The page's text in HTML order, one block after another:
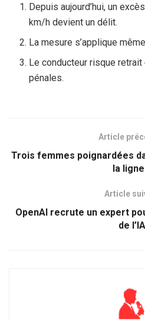
Depuis aujourd’hui, un
km/h devient un délit.
La mesure s’applique
Le conducteur risque
pénales.
Article
Trois femmes poignardées
la
Article
OpenAI recrute un expert
de l’IA